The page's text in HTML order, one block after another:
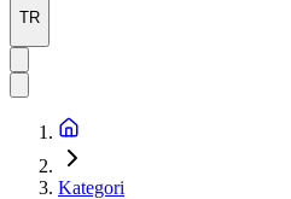
TR
Kategori